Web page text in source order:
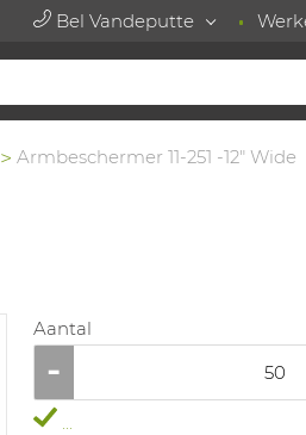
Bel Vandeputte
Armbeschermer 11-251 -12" Wide
Aantal
...